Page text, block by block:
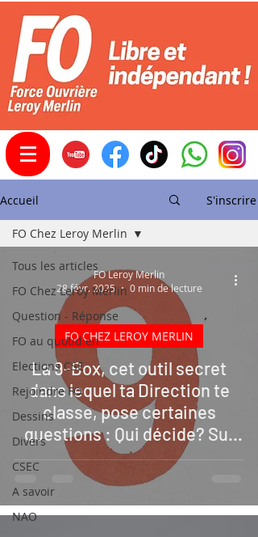
Accueil S'inscrire
Tous les articles
FO Chez Leroy Merlin
Question - Réponse
FO au quotidien
Elections CSE
Rejoindre FO
Dessins
Divers
CSEC
A savoir
NAO
FO Chez Leroy Merlin
La 9-Box, cet outil secret
dans lequel ta Direction te
classe, pose certaines
questions : Qui décide? Sur
quels critères? Et pourquoi
en secret?
FO CHEZ LEROY MERLIN
FO Leroy Merlin
28 févr. 2025
0 min de lecture